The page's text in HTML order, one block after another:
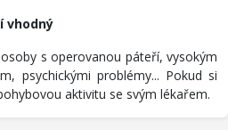
vhodný
s operovanou páteří, vysokým
psychickými problémy... Pokud si
aktivitu se svým lékařem.